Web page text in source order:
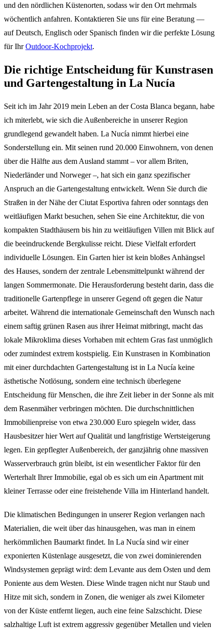
und den nördlichen Küstenorten, sodass wir den Ort mehrmals
wöchentlich anfahren. Kontaktieren Sie uns für eine Beratung —
auf Deutsch, Englisch oder Spanisch finden wir die perfekte Lösung
für IhrOutdoor-Kochprojekt.
Die richtige Entscheidung für Kunstrasen
und Gartengestaltung in La Nucía
Seit ich im Jahr 2019 mein Leben an der Costa Blanca begann, habe
ich miterlebt, wie sich die Außenbereiche in unserer Region
grundlegend gewandelt haben. La Nucía nimmt hierbei eine
Sonderstellung ein. Mit seinen rund 20.000 Einwohnern, von denen
über die Hälfte aus dem Ausland stammt – vor allem Briten,
Niederländer und Norweger –, hat sich ein ganz spezifischer
Anspruch an die Gartengestaltung entwickelt. Wenn Sie durch die
Straßen in der Nähe der Ciutat Esportiva fahren oder sonntags den
weitläufigen Markt besuchen, sehen Sie eine Architektur, die von
kompakten Stadthäusern bis hin zu weitläufigen Villen mit Blick auf
die beeindruckende Bergkulisse reicht. Diese Vielfalt erfordert
individuelle Lösungen. Ein Garten hier ist kein bloßes Anhängsel
des Hauses, sondern der zentrale Lebensmittelpunkt während der
langen Sommermonate. Die Herausforderung besteht darin, dass die
traditionelle Gartenpflege in unserer Gegend oft gegen die Natur
arbeitet. Während die internationale Gemeinschaft den Wunsch nach
einem saftig grünen Rasen aus ihrer Heimat mitbringt, macht das
lokale Mikroklima dieses Vorhaben mit echtem Gras fast unmöglich
oder zumindest extrem kostspielig. Ein Kunstrasen in Kombination
mit einer durchdachten Gartengestaltung ist in La Nucía keine
ästhetische Notlösung, sondern eine technisch überlegene
Entscheidung für Menschen, die ihre Zeit lieber in der Sonne als mit
dem Rasenmäher verbringen möchten. Die durchschnittlichen
Immobilienpreise von etwa 230.000 Euro spiegeln wider, dass
Hausbesitzer hier Wert auf Qualität und langfristige Wertsteigerung
legen. Ein gepflegter Außenbereich, der ganzjährig ohne massiven
Wasserverbrauch grün bleibt, ist ein wesentlicher Faktor für den
Werterhalt Ihrer Immobilie, egal ob es sich um ein Apartment mit
kleiner Terrasse oder eine freistehende Villa im Hinterland handelt.
Die klimatischen Bedingungen in unserer Region verlangen nach
Materialien, die weit über das hinausgehen, was man in einem
herkömmlichen Baumarkt findet. In La Nucía sind wir einer
exponierten Küstenlage ausgesetzt, die von zwei dominierenden
Windsystemen geprägt wird: dem Levante aus dem Osten und dem
Poniente aus dem Westen. Diese Winde tragen nicht nur Staub und
Hitze mit sich, sondern in Zonen, die weniger als zwei Kilometer
von der Küste entfernt liegen, auch eine feine Salzschicht. Diese
salzhaltige Luft ist extrem aggressiv gegenüber Metallen und vielen